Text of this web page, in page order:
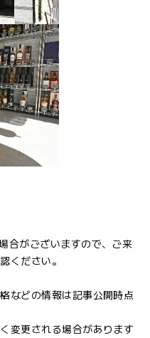
合がございますので、ご来
ください。
などの情報は記事公開時点
変更される場合があります